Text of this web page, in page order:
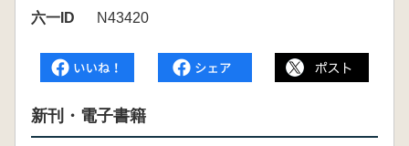
六一ID
N43420
新刊・電子書籍